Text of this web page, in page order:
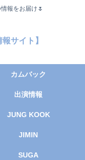
報をお届け🌷
サイト】
カムバック
出演情報
JUNG KOOK
JIMIN
SUGA